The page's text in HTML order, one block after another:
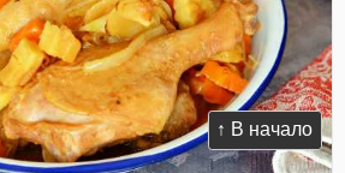
↑ В начало